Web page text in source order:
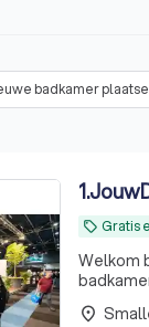
badkamer
1.
local_offer Gratis
Welkom
place